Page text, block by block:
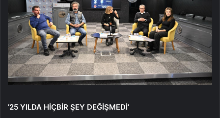
’25 YILDA HİÇBİR ŞEY DEĞİŞMEDİ’